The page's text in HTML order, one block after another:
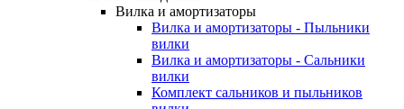
Вилка и амортизаторы
Вилка и амортизаторы - Пыльники
вилки
Вилка и амортизаторы - Сальники
вилки
Комплект сальников и пыльников